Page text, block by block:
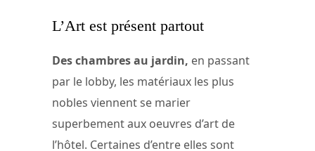
L’Art est présent partout
Des chambres au jardin, en passant
par le lobby, les matériaux les plus
nobles viennent se marier
superbement aux oeuvres d’art de
l’hôtel. Certaines d’entre elles sont